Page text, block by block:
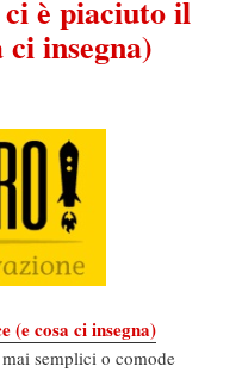
è piaciuto il
insegna)
(e cosa ci insegna)
semplici o comode